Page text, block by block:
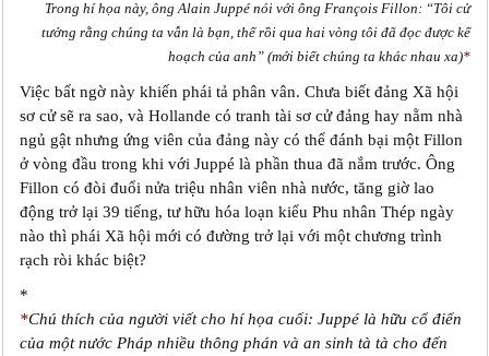
Trong hí họa này, ông Alain Juppé nói với ông François Fillon: “Tôi cử
tưởng rằng chúng ta vẫn là bạn, thế rồi qua hai vòng tôi đã đọc được kế
hoạch của anh” (mới biết chúng ta khác nhau xa)*
Việc bất ngờ này khiến phái tả phân vân. Chưa biết đảng Xã hội
sơ cử sẽ ra sao, và Hollande có tranh tài sơ cử đảng hay nằm nhà
ngủ gật nhưng ứng viên của đảng này có thể đánh bại một Fillon
ở vòng đầu trong khi với Juppé là phần thua đã nắm trước. Ông
Fillon có đòi đuổi nửa triệu nhân viên nhà nước, tăng giờ lao
động trở lại 39 tiếng, tư hữu hóa loạn kiểu Phu nhân Thép ngày
nào thì phái Xã hội mới có đường trở lại với một chương trình
rạch ròi khác biệt?
*
*Chú thích của người viết cho hí họa cuối: Juppé là hữu cổ điển
của một nước Pháp nhiều thông phán và an sinh tà tà cho đến